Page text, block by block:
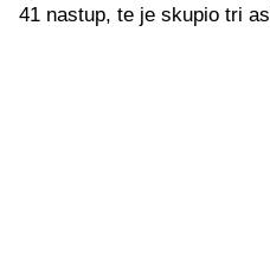
41 nastup, te je skupio tri